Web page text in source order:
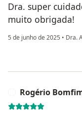
Dra. super
muito obrigada!
5 de junho de 2025 • Dra.
Rogério